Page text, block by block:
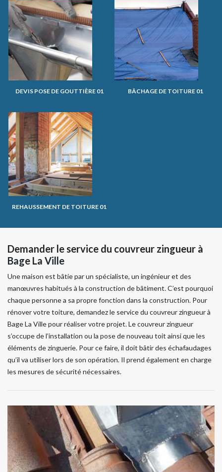
DEVIS POSE DE GOUTTIÈRE 01 BÂCHAGE DE TOITURE 01
REHAUSSEMENT DE TOITURE 01
Demander le service du couvreur zingueur à
Bage La Ville
Une maison est bâtie par un spécialiste, un ingénieur et des
manœuvres habitués à la construction de bâtiment. C’est pourquoi
chaque personne a sa propre fonction dans la construction. Pour
rénover votre toiture, demandez le service du couvreur zingueur à
Bage La Ville pour réaliser votre projet. Le couvreur zingueur
s’occupe de l’installation ou la pose de nouveau toit ainsi que les
éléments de zinguerie. Pour ce faire, il doit bâtir des échafaudages
qu’il va utiliser lors de son opération. Il prend également en charge
les mesures de sécurité nécessaires.